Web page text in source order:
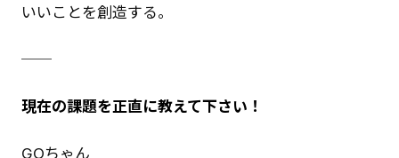
いいことを創造する。
──
現在の課題を正直に教えて下さい！
GOちゃん